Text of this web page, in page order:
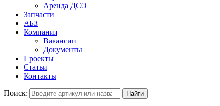
Аренда ДСО
Запчасти
АБЗ
Компания
Вакансии
Документы
Проекты
Статьи
Контакты
Поиск: